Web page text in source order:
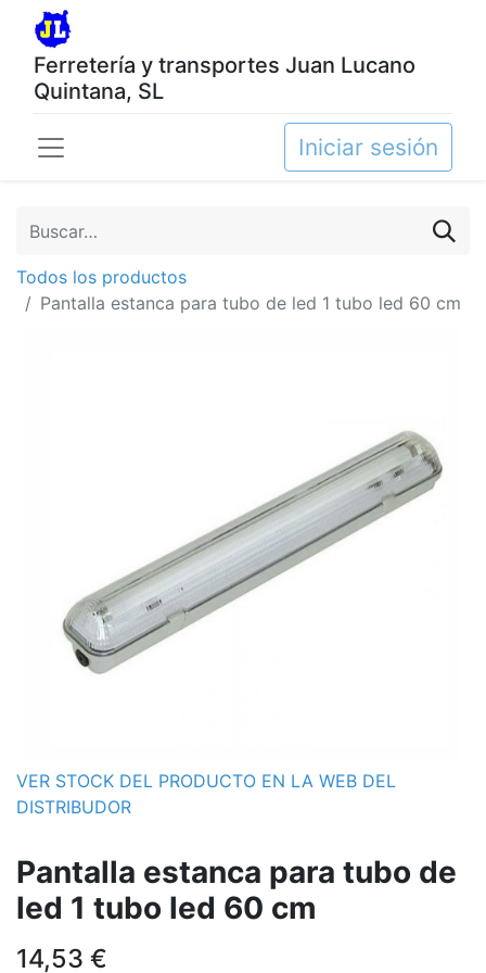
Ferretería y transportes Juan Lucano
Quintana, SL
Iniciar sesión
Todos los productos
Pantalla estanca para tubo de led 1 tubo led 60 cm
VER STOCK DEL PRODUCTO EN LA WEB DEL
DISTRIBUDOR
Pantalla estanca para tubo de
led 1 tubo led 60 cm
14,53 €